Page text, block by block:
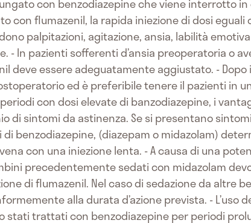
con benzodiazepine che viene interrotto in
flumazenil, la rapida iniezione di dosi eguali
palpitazioni, agitazione, ansia, labilità
- In pazienti sofferenti d’ansia preoperatoria o
deve essere adeguatamente aggiustato. -
ed è preferibile tenere il pazienti in
con dosi elevate di banzodiazepine, i
di sintomi da astinenza. Se si presentano
benzodiazepine, (diazepam o midazolam)
con una iniezione lenta. - A causa di una
precedentemente sedati con midazolam
di flumazenil. Nel caso di sedazione da altre
alla durata d’azione prevista. - L’uso
trattati con benzodiazepine per periodi